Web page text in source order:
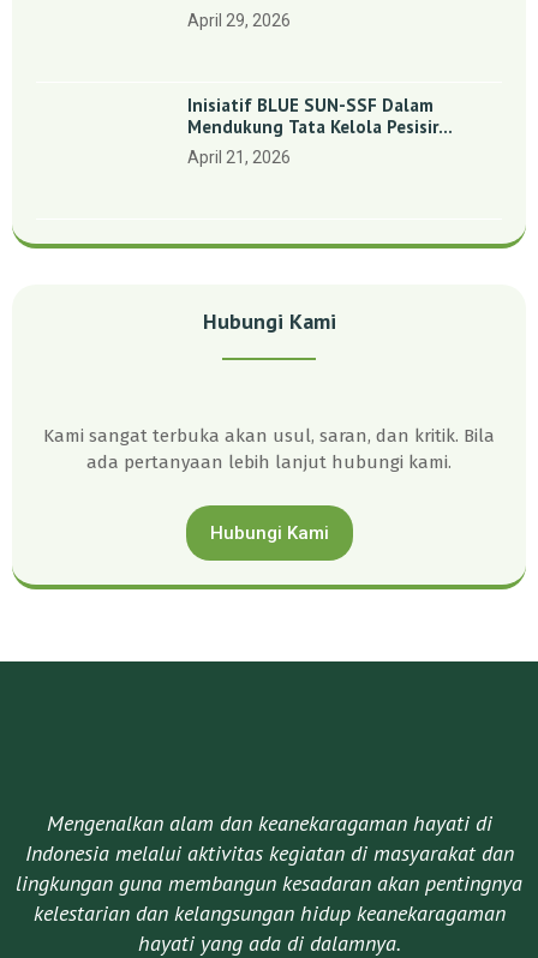
Indonesia’: Perkuat Dasar Ilmiah Dan
Kolaborasi Konservasi
April 29, 2026
Inisiatif BLUE SUN-SSF Dalam
Mendukung Tata Kelola Pesisir
Melalui Pemetaan Partisipatif Di
Enam Desa Kepulauan Riau
April 21, 2026
Hubungi Kami
Kami sangat terbuka akan usul, saran, dan kritik. Bila
ada pertanyaan lebih lanjut hubungi kami.
Hubungi Kami
Mengenalkan alam dan keanekaragaman hayati di
Indonesia melalui aktivitas kegiatan di masyarakat dan
lingkungan guna membangun kesadaran akan pentingnya
kelestarian dan kelangsungan hidup keanekaragaman
hayati yang ada di dalamnya.​